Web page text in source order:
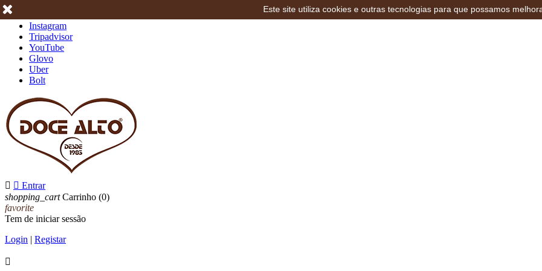
Instagram
Tripadvisor
YouTube
Glovo
Uber
Bolt
  Entrar
shopping_cart Carrinho (0)
favorite
Tem de iniciar sessão
Login | Registar

Este site utiliza cookies e outras tecnologias para que possamos